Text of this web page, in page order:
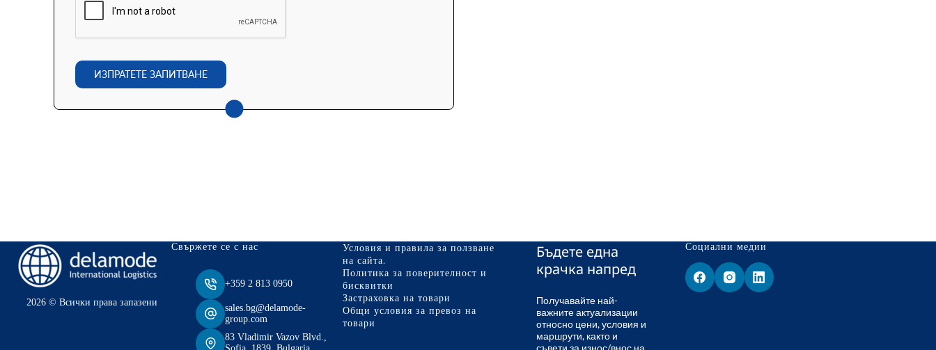
ИЗПРАТЕТЕ ЗАПИТВАНЕ
2026 © Всички права запазени
Свържете се с нас
+359 2 813 0950
sales.bg@delamode-
group.com
83 Vladimir Vazov Blvd.,
Условия и правила за ползване
на сайта.
Политика за поверителност и
бисквитки
Застраховка на товари
Общи условия за превоз на
товари
Бъдете една
крачка напред
Получавайте най-
важните актуализации
относно цени, условия и
маршрути, както и
съвети за износ/внос на
Социални медии